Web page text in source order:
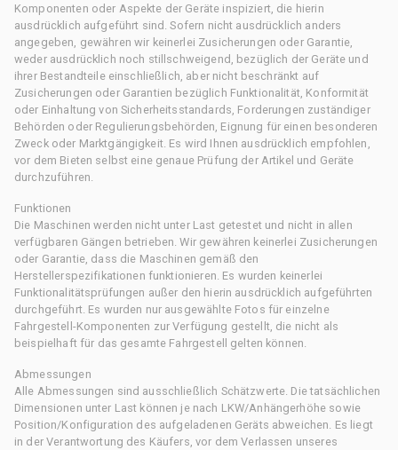
Komponenten oder Aspekte der Geräte inspiziert, die hierin
ausdrücklich aufgeführt sind. Sofern nicht ausdrücklich anders
angegeben, gewähren wir keinerlei Zusicherungen oder Garantie,
weder ausdrücklich noch stillschweigend, bezüglich der Geräte und
ihrer Bestandteile einschließlich, aber nicht beschränkt auf
Zusicherungen oder Garantien bezüglich Funktionalität, Konformität
oder Einhaltung von Sicherheitsstandards, Forderungen zuständiger
Behörden oder Regulierungsbehörden, Eignung für einen besonderen
Zweck oder Marktgängigkeit. Es wird Ihnen ausdrücklich empfohlen,
vor dem Bieten selbst eine genaue Prüfung der Artikel und Geräte
durchzuführen.
Funktionen
Die Maschinen werden nicht unter Last getestet und nicht in allen
verfügbaren Gängen betrieben. Wir gewähren keinerlei Zusicherungen
oder Garantie, dass die Maschinen gemäß den
Herstellerspezifikationen funktionieren. Es wurden keinerlei
Funktionalitätsprüfungen außer den hierin ausdrücklich aufgeführten
durchgeführt. Es wurden nur ausgewählte Fotos für einzelne
Fahrgestell-Komponenten zur Verfügung gestellt, die nicht als
beispielhaft für das gesamte Fahrgestell gelten können.
Abmessungen
Alle Abmessungen sind ausschließlich Schätzwerte. Die tatsächlichen
Dimensionen unter Last können je nach LKW/Anhängerhöhe sowie
Position/Konfiguration des aufgeladenen Geräts abweichen. Es liegt
in der Verantwortung des Käufers, vor dem Verlassen unseres